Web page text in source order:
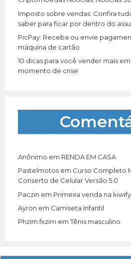
Imposto sobre vendas: Confira
saber para ficar por dentro do
PicPay: Receba ou envie
máquina de cartão
10 dicas para você vender mais
momento de crise
Anônimo em RENDA EM CASA
Pastelmotos em Curso Completo
Conserto de Celular Versão 5.0
Paczin em Primeira venda na kiwify
Ayron em Camiseta Infantil
Phzim fxzim emTênis masculino